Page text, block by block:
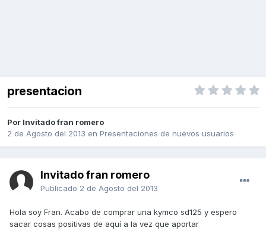
presentacion
Por Invitado fran romero
2 de Agosto del 2013 en Presentaciones de nuevos usuarios
Invitado fran romero
Publicado 2 de Agosto del 2013
Hola soy Fran. Acabo de comprar una kymco sd125 y espero
sacar cosas positivas de aquí a la vez que aportar